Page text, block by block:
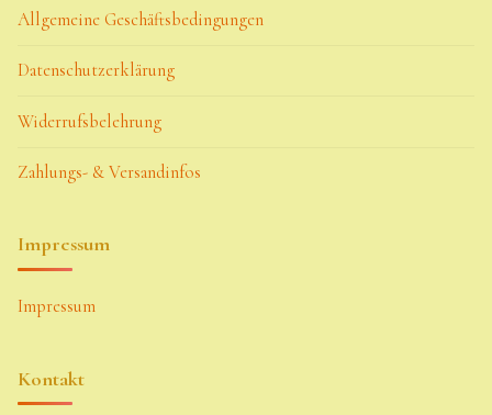
Allgemeine Geschäftsbedingungen
Datenschutzerklärung
Widerrufsbelehrung
Zahlungs- & Versandinfos
Impressum
Impressum
Kontakt